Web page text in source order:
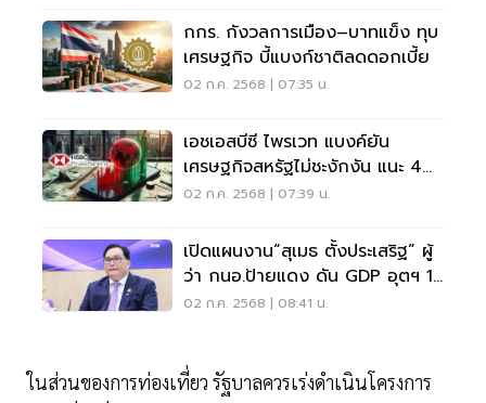
กกร. กังวลการเมือง–บาทแข็ง ทุบ
เศรษฐกิจ บี้แบงก์ชาติลดดอกเบี้ย
02 ก.ค. 2568 | 07:35 น.
เอชเอสบีซี ไพรเวท แบงค์ยัน
เศรษฐกิจสหรัฐไม่ชะงักงัน แนะ 4
กลยุทธ์ลทุนรับความผันผวนโลก
02 ก.ค. 2568 | 07:39 น.
เปิดแผนงาน“สุเมธ ตั้งประเสริฐ” ผู้
ว่า กนอ.ป้ายแดง ดัน GDP อุตฯ 1-
2%
02 ก.ค. 2568 | 08:41 น.
ในส่วนของการท่องเที่ยว รัฐบาลควรเร่งดำเนินโครงการ